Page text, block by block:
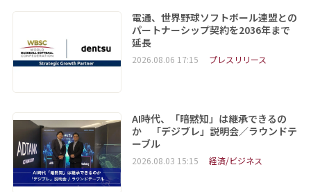
電通、世界野球ソフトボール連盟との
パートナーシップ契約を2036年まで
延長
2026.08.06 17:15 プレスリリース
AI時代、「暗黙知」は継承できるの
か 「デジブレ」説明会／ラウンドテ
ーブル
2026.08.03 15:15 経済/ビジネス